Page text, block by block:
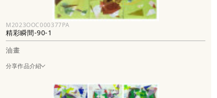
M2023OOC000377PA
精彩瞬間-90-1
油畫
分享作品介紹